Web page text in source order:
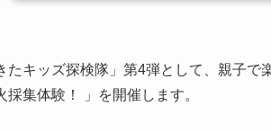
たキッズ探検隊」第4弾として、親子
採集体験！ 」を開催します。